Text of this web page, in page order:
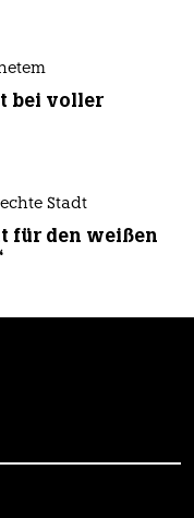
bei voller
Stadt
für den weißen